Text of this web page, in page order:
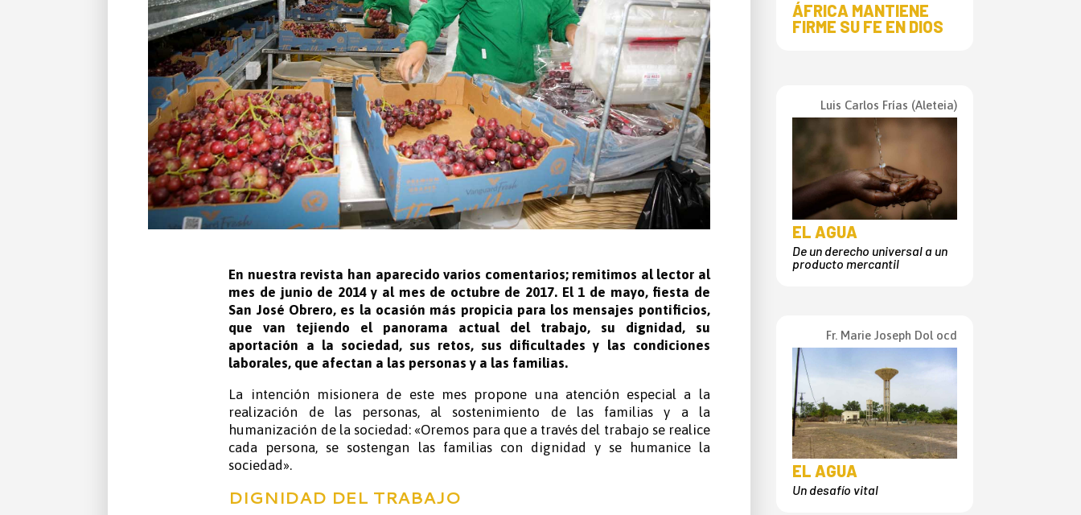
En nuestra revista han aparecido varios comentarios; remitimos al lector al
mes de junio de 2014 y al mes de octubre de 2017. El 1 de mayo, fiesta de
San José Obrero, es la ocasión más propicia para los mensajes pontificios,
que van tejiendo el panorama actual del trabajo, su dignidad, su
aportación a la sociedad, sus retos, sus dificultades y las condiciones
laborales, que afectan a las personas y a las familias.
La intención misionera de este mes propone una atención especial a la
realización de las personas, al sostenimiento de las familias y a la
humanización de la sociedad: «Oremos para que a través del trabajo se realice
cada persona, se sostengan las familias con dignidad y se humanice la
sociedad».
DIGNIDAD DEL TRABAJO
ÁFRICA MANTIENE
FIRME SU FE EN DIOS
Luis Carlos Frías (Aleteia)
EL AGUA
De un derecho universal a un
producto mercantil
Fr. Marie Joseph Dol ocd
EL AGUA
Un desafío vital